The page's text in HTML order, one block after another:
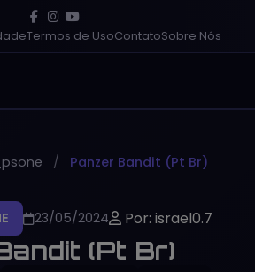
Termos de UsoContatoSobre Nós
Panzer Bandit (Pt Br)
23/05/2024 Por: israel0.7
(Pt Br)